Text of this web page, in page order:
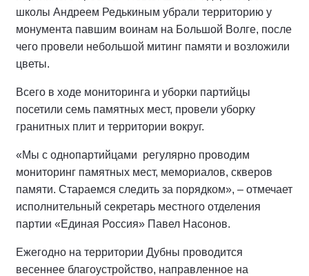
школы Андреем Редькиным убрали территорию у
монумента павшим воинам на Большой Волге, после
чего провели небольшой митинг памяти и возложили
цветы.
Всего в ходе мониторинга и уборки партийцы
посетили семь памятных мест, провели уборку
гранитных плит и территории вокруг.
«Мы с однопартийцами регулярно проводим
мониторинг памятных мест, мемориалов, скверов
памяти. Стараемся следить за порядком», – отмечает
исполнительный секретарь местного отделения
партии «Единая Россия» Павел Насонов.
Ежегодно на территории Дубны проводится
весеннее благоустройство, направленное на